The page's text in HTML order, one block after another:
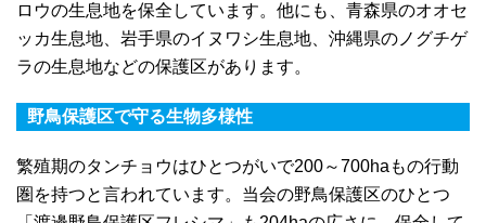
ロウの生息地を保全しています。他にも、青森県のオオセ
ッカ生息地、岩手県のイヌワシ生息地、沖縄県のノグチゲ
ラの生息地などの保護区があります。
野鳥保護区で守る生物多様性
繁殖期のタンチョウはひとつがいで200～700haもの行動
圏を持つと言われています。当会の野鳥保護区のひとつ